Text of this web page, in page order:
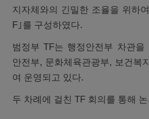
지자체와의 긴밀한 조율을 위하
F｣를 구성하였다.
범정부 TF는 행정안전부 차관을
안전부, 문화체육관광부, 보건복
여 운영되고 있다.
두 차례에 걸친 TF 회의를 통해